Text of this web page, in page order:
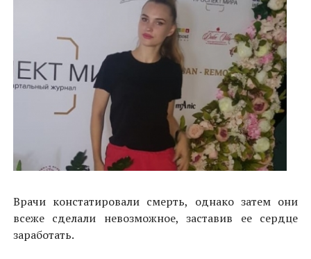
Врачи констатировали смерть, однако затем они
всеже сделали невозможное, заставив ее сердце
заработать.